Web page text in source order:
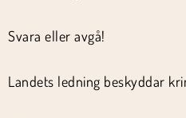
Svara eller avgå!
Landets ledning beskyddar